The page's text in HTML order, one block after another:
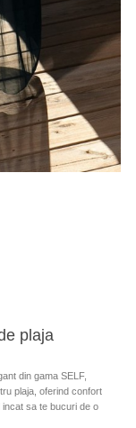
plaja
din gama SELF,
plaja, oferind confort
sa te bucuri de o